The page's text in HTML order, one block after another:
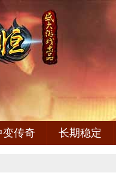
变传奇 长期稳定